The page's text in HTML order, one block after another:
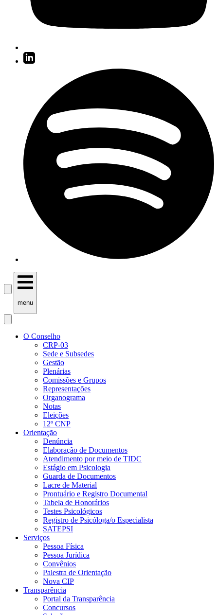
menu
O Conselho
CRP-03
Sede e Subsedes
Gestão
Plenárias
Comissões e Grupos
Representações
Organograma
Notas
Eleições
12º CNP
Orientação
Denúncia
Elaboração de Documentos
Atendimento por meio de TIDC
Estágio em Psicologia
Guarda de Documentos
Lacre de Material
Prontuário e Registro Documental
Tabela de Honorários
Testes Psicológicos
Registro de Psicóloga/o Especialista
SATEPSI
Serviços
Pessoa Física
Pessoa Jurídica
Convênios
Palestra de Orientação
Nova CIP
Transparência
Portal da Transparência
Concursos